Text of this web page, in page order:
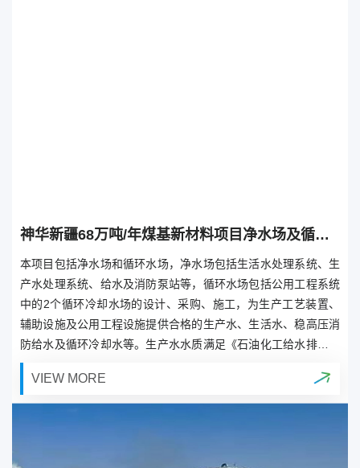
神华新疆68万吨/年煤基新材料项目净水场及循环水场EPC项目
本项目包括净水场和循环水场，净水场包括生活水处理系统、生
产水处理系统、给水及消防泵站等，循环水场包括公用工程系统
中的2个循环冷却水场的设计、采购、施工，为生产工艺装置、
辅助设施及公用工程设施提供合格的生产水、生活水、稳高压消
防给水及循环冷却水等。生产水水质满足《石油化工给水排水水
质标准》（SH3099-2000）中生产给水水质指标，生活水水质指
标满足《生活饮用水卫生标准》（GB5749-2006），循环冷却水
水质满足《工业循环冷却水处理设计规范》（GB50050-2007）
VIEW MORE